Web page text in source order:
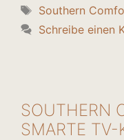
Schlagwörter
Southern
Schreibe einen
SOUTHERN
SMARTE TV-